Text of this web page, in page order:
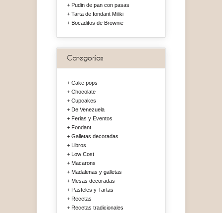
Pudin de pan con pasas
Tarta de fondant Miliki
Bocaditos de Brownie
Categorías
Cake pops
Chocolate
Cupcakes
De Venezuela
Ferias y Eventos
Fondant
Galletas decoradas
Libros
Low Cost
Macarons
Madalenas y galletas
Mesas decoradas
Pasteles y Tartas
Recetas
Recetas tradicionales